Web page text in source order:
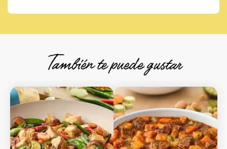
También te puede gustar